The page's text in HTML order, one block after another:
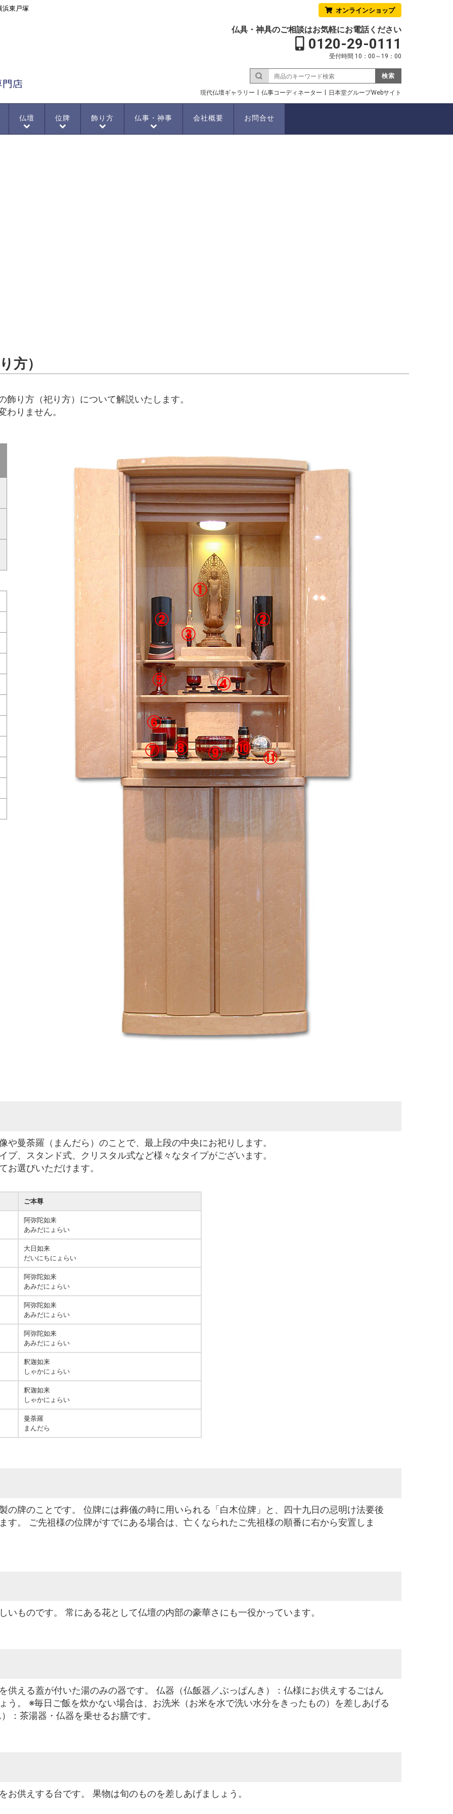
浜東戸塚 オンラインショップ
仏具・神具のご相談はお気軽にお電話ください
0120-29-0111
受付時間 10：00～19：00
検索
日本堂グループWebサイト
仏事コーディネーター
現代仏壇ギャラリー
仏壇 位牌 飾り方 仏事・神事 会社概要 お問合せ
方）
り方（祀り方）について解説いたします。
わりません。
や曼荼羅（まんだら）のことで、最上段の中央にお祀りします。
プ、スタンド式、クリスタル式など様々なタイプがございます。
お選びいただけます。
ご本尊
阿弥陀如来
あみだにょらい
大日如来
だいにちにょらい
阿弥陀如来
あみだにょらい
阿弥陀如来
あみだにょらい
阿弥陀如来
あみだにょらい
釈迦如来
しゃかにょらい
釈迦如来
しゃかにょらい
曼荼羅
まんだら
の牌のことです。 位牌には葬儀の時に用いられる「白木位牌」と、四十九日の忌明け法要後
す。 ご先祖様の位牌がすでにある場合は、亡くなられたご先祖様の順番に右から安置しま
いものです。 常にある花として仏壇の内部の豪華さにも一役かっています。
供える蓋が付いた湯のみの器です。 仏器（仏飯器／ぶっぱんき）：仏様にお供えするごはん
う。 ※毎日ご飯を炊かない場合は、お洗米（お米を水で洗い水分をきったもの）を差しあげる
：茶湯器・仏器を乗せるお膳です。
供えする台です。 果物は旬のものを差しあげましょう。